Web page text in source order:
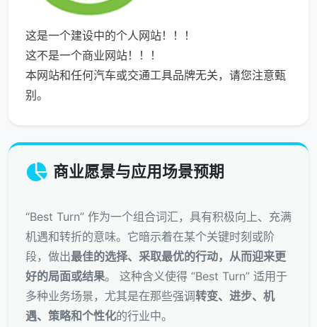
这是一个建设中的个人网站！！！
这不是一个商业网站！！！
本网站和任何汽车或交通工具品牌无关，请您注意甄
别。
商业愿景与应用场景预期
“Best Turn” 作为一个组合词汇，具有积极向上、充满
机遇和转折的意味。它暗示着在某个关键时刻或阶
段，做出最佳的选择、采取最优的行动，从而迎来更
好的局面或结果。 这种含义使得 “Best Turn” 适用于
多种业务场景，尤其是在那些强调转变、进步、机
遇、策略和个性化的行业中。